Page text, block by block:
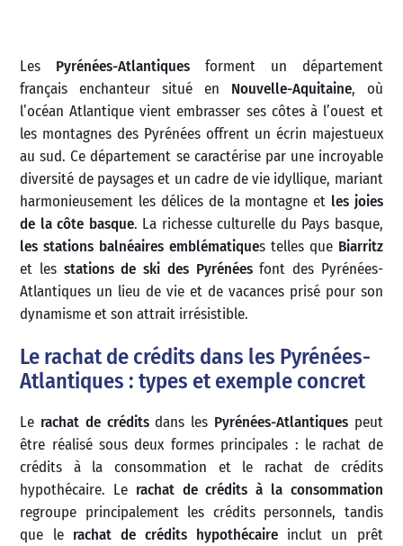
Les Pyrénées-Atlantiques forment un département
français enchanteur situé en Nouvelle-Aquitaine, où
l’océan Atlantique vient embrasser ses côtes à l’ouest et
les montagnes des Pyrénées offrent un écrin majestueux
au sud. Ce département se caractérise par une incroyable
diversité de paysages et un cadre de vie idyllique, mariant
harmonieusement les délices de la montagne et les joies
de la côte basque. La richesse culturelle du Pays basque,
les stations balnéaires emblématiques telles que Biarritz
et les stations de ski des Pyrénéesfont des Pyrénées-
Atlantiques un lieu de vie et de vacances prisé pour son
dynamisme et son attrait irrésistible.
Le rachat de crédits dans les Pyrénées-
Atlantiques : types et exemple concret
Le rachat de créditsdans les Pyrénées-Atlantiquespeut
être réalisé sous deux formes principales : le rachat de
crédits à la consommation et le rachat de crédits
hypothécaire. Le rachat de crédits à la consommation
regroupe principalement les crédits personnels, tandis
que le rachat de crédits hypothécaire inclut un prêt